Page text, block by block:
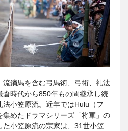
流鏑馬を含む弓馬術、弓術、礼法
倉時代から850年もの間継承し続
小笠原流。近年ではHulu（フ
集めたドラマシリーズ「将軍」の
た小笠原流の宗家は、31世小笠